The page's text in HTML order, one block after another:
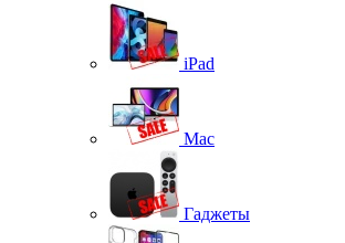
iPad
Mac
Гаджеты